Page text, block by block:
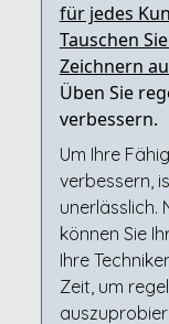
für jedes
Tauschen
Zeichnern
Üben Sie
verbessern.
Um Ihre
verbessern,
unerlässlich.
können Sie
Ihre
Zeit, um